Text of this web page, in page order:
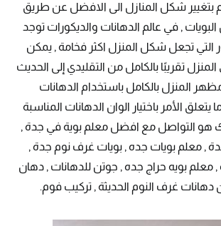
بتغيير شكل المنازل الى الافضل عن طريق
, في عالم الدهانات والديكورات توجد
التي تجعل شكل المنزل اكثر فخامة , يمكن
تقريبًا بالكامل من التقليدي إلى الحديث
المنزل بالكامل باستخدام الدهانات
يتعلق الأمر باختيار الوان الدهانات المناسبة
هو التواصل مع افضل معلم بوية في جدة ,
, معلم بويات جده , بويات غرف نوم جدة ,
معلم بويه حراج جده , جوتن للدهانات , دهان
دهانات غرف النوم الحديثة , تركيب فوم.